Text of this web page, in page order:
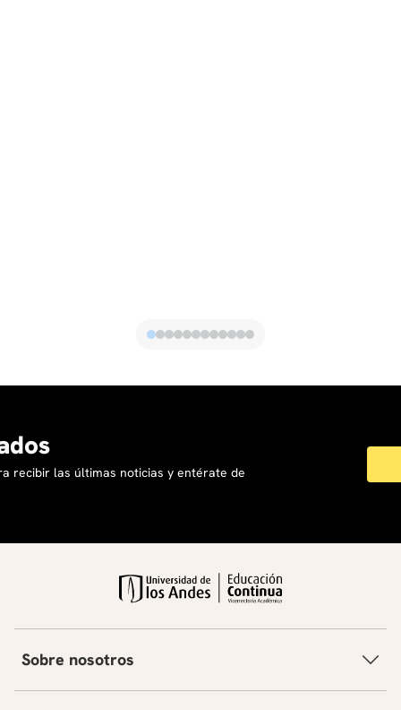
recibir las últimas noticias y entérate de
Sobre nosotros